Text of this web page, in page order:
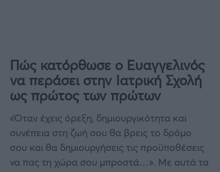
Πώς κατόρθωσε ο Ευαγγελινός
να περάσει στην Ιατρική Σχολή
ως πρώτος των πρώτων
«Όταν έχεις όρεξη, δημιουργικότητα και
συνέπεια στη ζωή σου θα βρεις το δρόμο
σου και θα δημιουργήσεις τις προϋποθέσεις
να πας τη χώρα σου μπροστά…». Με αυτά τα